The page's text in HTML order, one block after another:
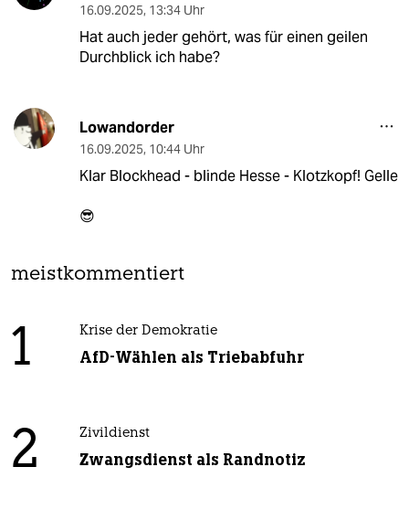
16.09.2025, 13:34 Uhr
Hat auch jeder gehört, was für einen geilen
Durchblick ich habe?
Lowandorder
16.09.2025, 10:44 Uhr
Klar Blockhead - blinde Hesse - Klotzkopf! Gelle
😎
meistkommentiert
1 Krise der Demokratie
AfD-Wählen als Triebabfuhr
2 Zivildienst
Zwangsdienst als Randnotiz